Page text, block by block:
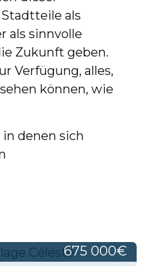
als
als sinnvolle
Zukunft geben.
Verfügung, alles,
können, wie
675 000€